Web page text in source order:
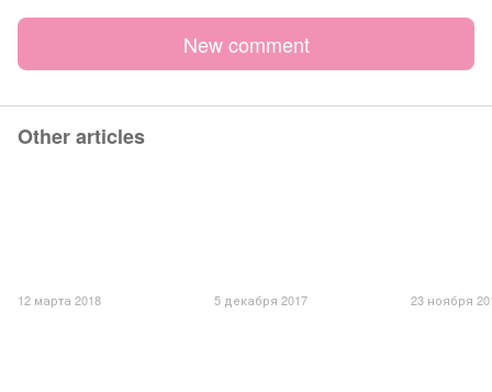
New comment
Other articles
12 марта 2018 5 декабря 2017 23 ноября